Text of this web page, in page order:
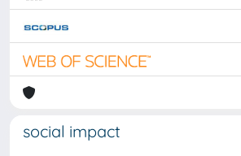
social impact